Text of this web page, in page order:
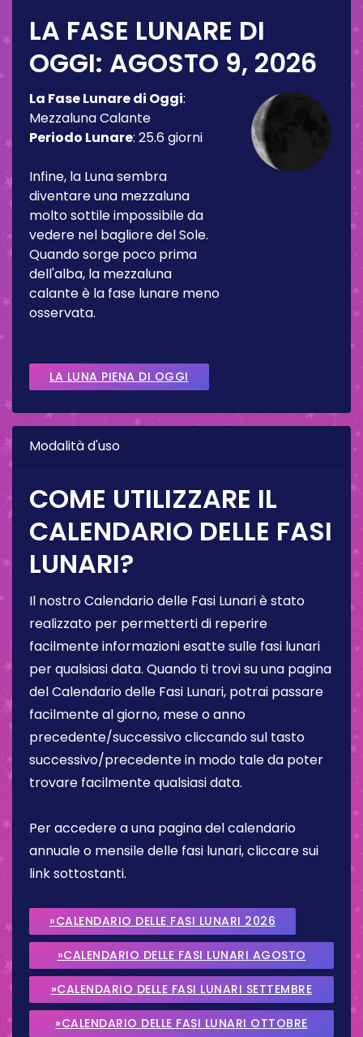
LA FASE LUNARE DI
OGGI: AGOSTO 9, 2026
La Fase Lunare di Oggi:
Mezzaluna Calante
Periodo Lunare: 25.6 giorni
Infine, la Luna sembra
diventare una mezzaluna
molto sottile impossibile da
vedere nel bagliore del Sole.
Quando sorge poco prima
dell'alba, la mezzaluna
calante è la fase lunare meno
osservata.
LA LUNA PIENA DI OGGI
Modalità d'uso
COME UTILIZZARE IL
CALENDARIO DELLE FASI
LUNARI?
Il nostro Calendario delle Fasi Lunari è stato
realizzato per permetterti di reperire
facilmente informazioni esatte sulle fasi lunari
per qualsiasi data. Quando ti trovi su una pagina
del Calendario delle Fasi Lunari, potrai passare
facilmente al giorno, mese o anno
precedente/successivo cliccando sul tasto
successivo/precedente in modo tale da poter
trovare facilmente qualsiasi data.
Per accedere a una pagina del calendario
annuale o mensile delle fasi lunari, cliccare sui
link sottostanti.
»CALENDARIO DELLE FASI LUNARI 2026
»CALENDARIO DELLE FASI LUNARI AGOSTO
2026
»CALENDARIO DELLE FASI LUNARI SETTEMBRE
2026
»CALENDARIO DELLE FASI LUNARI OTTOBRE